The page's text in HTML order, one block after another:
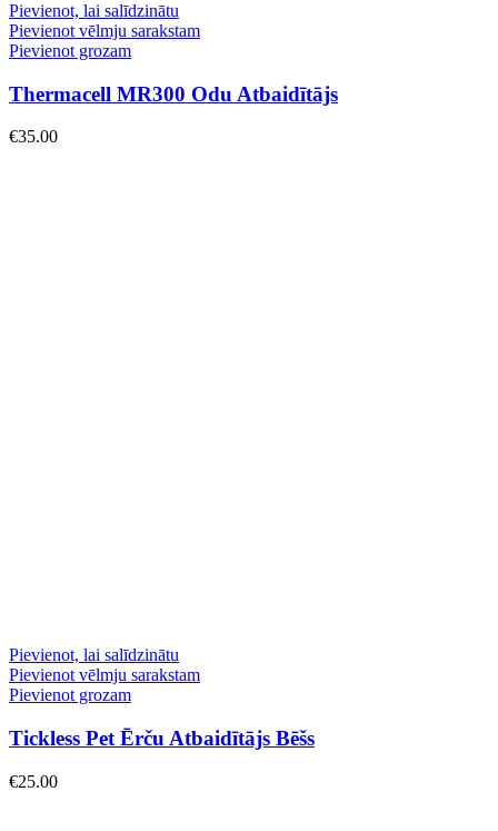
Pievienot, lai salīdzinātu
Pievienot vēlmju sarakstam
Pievienot grozam
Thermacell MR300 Odu Atbaidītājs
€35.00
Pievienot, lai salīdzinātu
Pievienot vēlmju sarakstam
Pievienot grozam
Tickless Pet Ērču Atbaidītājs Bēšs
€25.00